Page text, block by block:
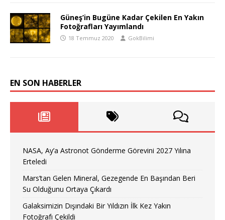
Güneş’in Bugüne Kadar Çekilen En Yakın
Fotoğrafları Yayımlandı
18 Temmuz 2020 GokBilimi
EN SON HABERLER
NASA, Ay’a Astronot Gönderme Görevini 2027 Yılına
Erteledi
Mars’tan Gelen Mineral, Gezegende En Başından Beri
Su Olduğunu Ortaya Çıkardı
Galaksimizin Dışındaki Bir Yıldızın İlk Kez Yakın
Fotoğrafı Çekildi